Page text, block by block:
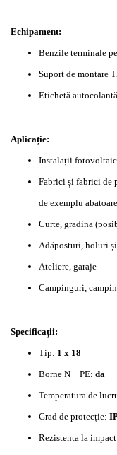
Echipament:
Benzile terminale
Suport de montare
Etichetă
Aplicație:
Instalații
Fabrici și fabrici de
de exemplu
Curte, gradina
Adăposturi, holuri
Ateliere, garaje
Campinguri,
Specificații:
Tip: 1 x 18
Borne N + PE: da
Temperatura de
Grad de protecție:
Rezistenta la